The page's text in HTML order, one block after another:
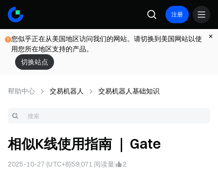
注册
您似乎正在从美国地区访问我们的网站。请切换到美国网站以使
用您所在地区支持的产品。
切换站点
帮助中心 交易机器人 交易机器人基础知识
相似K线使用指南 ｜ Gate
2025-10-27 (UTC+8)59,071 阅读量 2